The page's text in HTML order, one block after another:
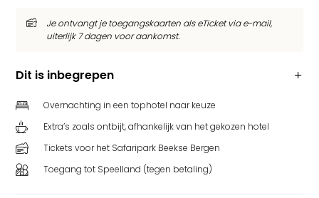
Je ontvangt je toegangskaarten als eTicket via e-mail,
uiterlijk 7 dagen voor aankomst.
Dit is inbegrepen
Overnachting in een tophotel naar keuze
Extra’s zoals ontbijt, afhankelijk van het gekozen hotel
Tickets voor het Safaripark Beekse Bergen
Toegang tot Speelland (tegen betaling)